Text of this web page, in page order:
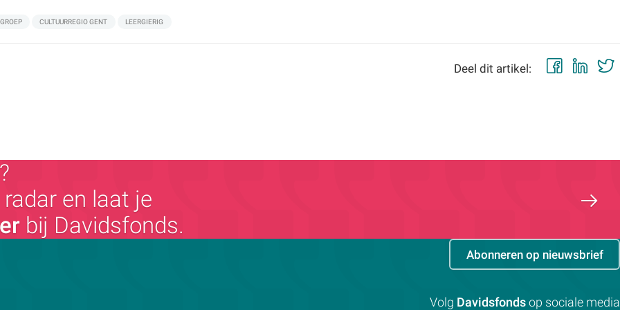
CULTUURREGIO GENT LEERGIERIG
Deel dit artikel:
en laat je
bij Davidsfonds.
Abonneren op nieuwsbrief
Volg Davidsfonds op sociale media